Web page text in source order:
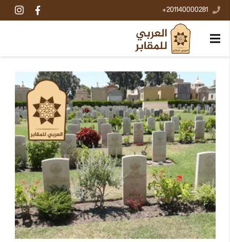
201140000281+